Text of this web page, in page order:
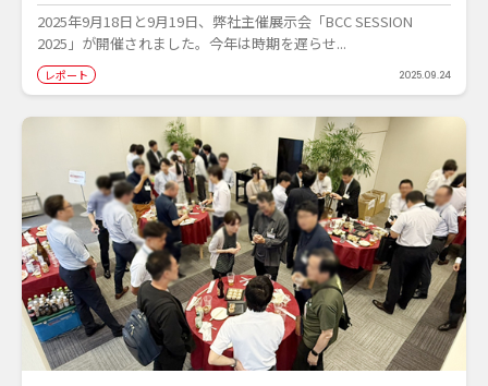
2025年9月18日と9月19日、弊社主催展示会「BCC SESSION
2025」が開催されました。今年は時期を遅らせ...
レポート 2025.09.24